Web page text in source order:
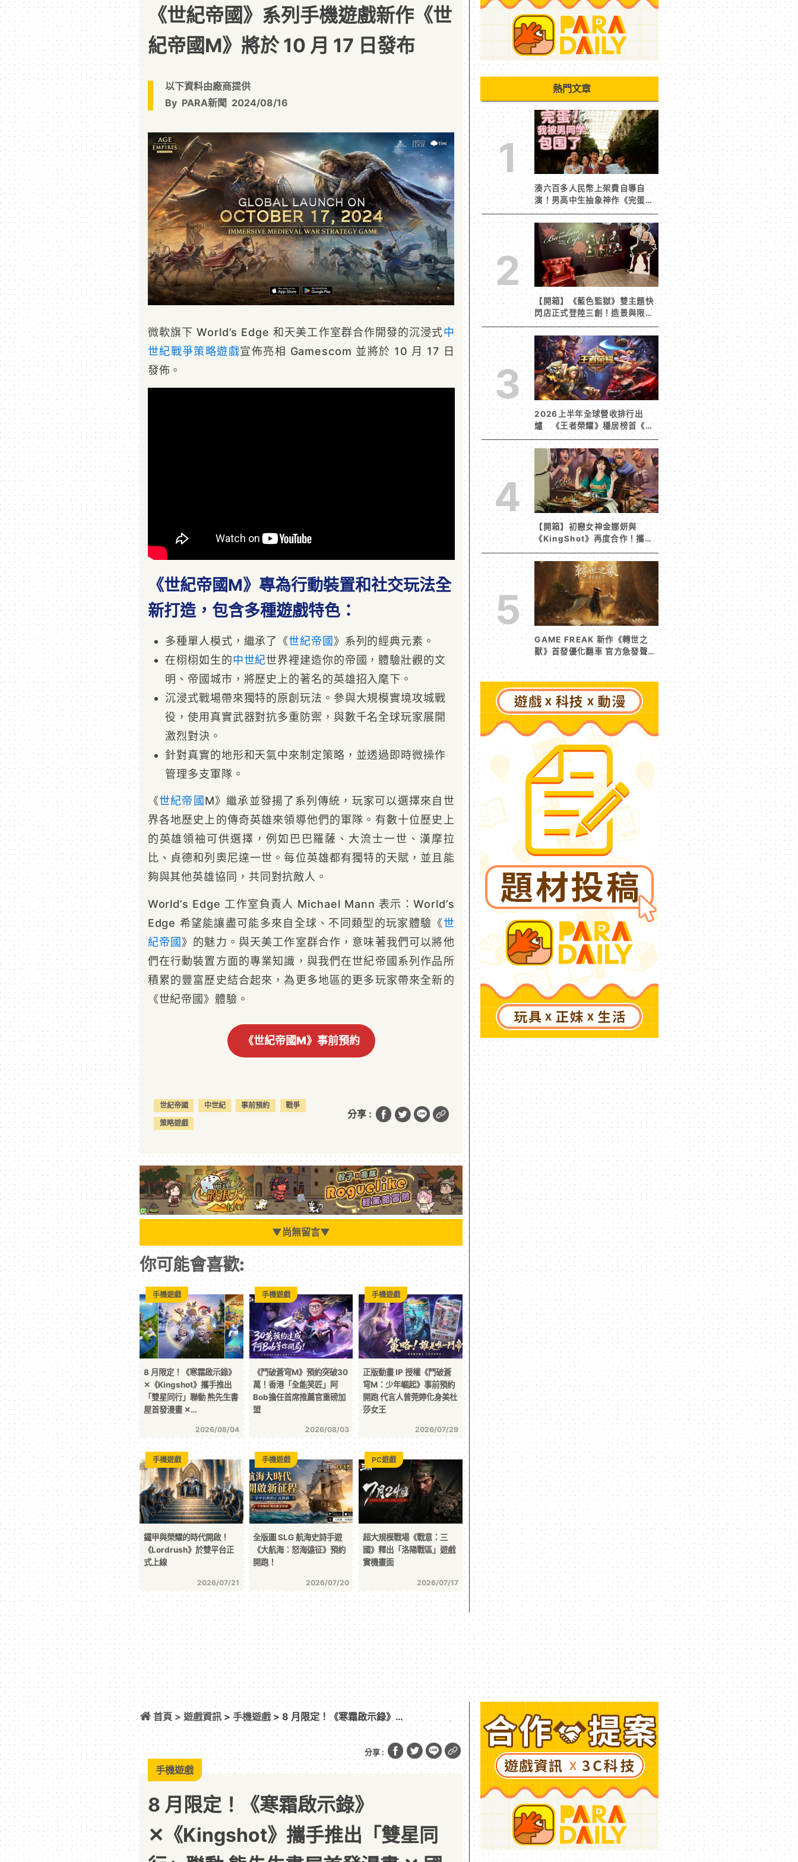
《世紀帝國》系列手機遊戲新作《世
紀帝國M》將於 10 月 17 日發布
以下資料由廠商提供
By PARA新聞 2024/08/16
微軟旗下 World’s Edge 和天美工作室群合作開發的沉浸式中
世紀戰爭策略遊戲宣佈亮相 Gamescom 並將於 10 月 17 日
發佈。
《世紀帝國M》專為行動裝置和社交玩法全
新打造，包含多種遊戲特色：
多種單人模式，繼承了《世紀帝國》系列的經典元素。
在栩栩如生的中世紀世界裡建造你的帝國，體驗壯觀的文
明、帝國城市，將歷史上的著名的英雄招入麾下。
沉浸式戰場帶來獨特的原創玩法。參與大規模實境攻城戰
役，使用真實武器對抗多重防禦，與數千名全球玩家展開
激烈對決。
針對真實的地形和天氣中來制定策略，並透過即時微操作
管理多支軍隊。
《世紀帝國 M》繼承並發揚了系列傳統，玩家可以選擇來自世
界各地歷史上的傳奇英雄來領導他們的軍隊。有數十位歷史上
的英雄領袖可供選擇，例如巴巴羅薩、大流士一世、漢摩拉
比、貞德和列奧尼達一世。每位英雄都有獨特的天賦，並且能
夠與其他英雄協同，共同對抗敵人。
World’s Edge 工作室負責人 Michael Mann 表示：World’s
Edge 希望能讓盡可能多來自全球、不同類型的玩家體驗《世
紀帝國》的魅力。與天美工作室群合作，意味著我們可以將他
們在行動裝置方面的專業知識，與我們在世紀帝國系列作品所
積累的豐富歷史結合起來，為更多地區的更多玩家帶來全新的
《世紀帝國》體驗。
《世紀帝國M》事前預約
世紀帝國 中世紀 事前預約
戰爭
策略遊戲
分享 :
▼尚無留言▼
你可能會喜歡:
8 月限定！《寒霜啟示錄》
✕《Kingshot》攜手推出
「雙星同行」聯動 熊先生書
屋首發漫畫 ✕…
2026/08/04
手機遊戲
《鬥破蒼穹M》預約突破30
萬！香港「全能笑匠」阿
Bob擔任首席推薦官重磅加
盟
2026/08/03
手機遊戲
正版動畫 IP 授權《鬥破蒼
穹M：少年崛起》事前預約
開跑 代言人曾莞婷化身美杜
莎女王
2026/07/29
手機遊戲
鐵甲與榮耀的時代開啟！
《Lordrush》於雙平台正
式上線
2026/07/21
手機遊戲
全版圖 SLG 航海史詩手遊
《大航海：怒海遠征》預約
開跑！
2026/07/20
手機遊戲
超大規模戰場《戰意：三
國》釋出「洛陽戰區」遊戲
實機畫面
2026/07/17
PC遊戲
熱門文章
1
湊六百多人民幣上架費自導自
演！男高中生抽象神作《完蛋！
我被男同學包圍了》突然爆紅
2
【開箱】《藍色監獄》雙主題快
閃店正式登陸三創！造景與限定
周邊搶先看
3
2026上半年全球營收排行出
爐 《王者榮耀》穩居榜首《寒
霜啟示錄》緊追在後！
4
【開箱】初戀女神金娜妍與
《KingShot》再度合作！攜手
焦糖楓、柒息地推出「國王燒烤
節」活動
5
GAME FREAK 新作《轉世之
獸》首發優化翻車 官方急發聲明
承諾提供大量更新彌補
首頁 >遊戲資訊 >手機遊戲 > 8 月限定！《寒霜啟示錄》
✕《Kingshot》攜手推出「雙星同行」聯動 熊先生書屋首發漫畫
✕ 國王燒烤節：娜妍私房菜 狂歡開跑
分享 :
手機遊戲
8 月限定！《寒霜啟示錄》
✕《Kingshot》攜手推出「雙星同